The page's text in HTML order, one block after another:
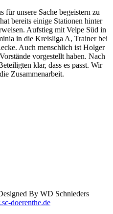
unsere Sache begeistern zu
bereits einige Stationen hinter
Aufstieg mit Velpe Süd in
in die Kreisliga A, Trainer bei
Auch menschlich ist Holger
vorgestellt haben. Nach
klar, dass es passt. Wir
Zusammenarbeit.
By WD Schnieders